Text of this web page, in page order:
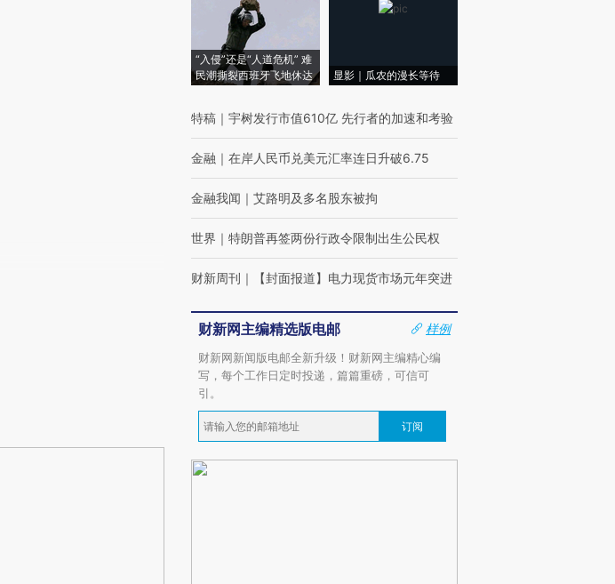
“入侵”还是“人道危机” 难
民潮撕裂西班牙飞地休达
显影｜瓜农的漫长等待
特稿 ｜ 宇树发行市值610亿 先行者的加速和考验
金融 ｜ 在岸人民币兑美元汇率连日升破6.75
金融我闻 ｜ 艾路明及多名股东被拘
世界 ｜ 特朗普再签两份行政令限制出生公民权
财新周刊 ｜ 【封面报道】电力现货市场元年突进
财新网主编精选版电邮
样例
财新网新闻版电邮全新升级！财新网主编精心编
写，每个工作日定时投递，篇篇重磅，可信可
引。
订阅